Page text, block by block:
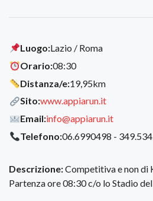
Luogo:Lazio / Roma
Orario:08:30
Distanza/e:19,95km
Sito:www.appiarun.it
Email:info@appiarun.it
Telefono:06.6990498 -
Descrizione:Competitiva e non di
Partenza ore 08:30 c/o lo Stadio